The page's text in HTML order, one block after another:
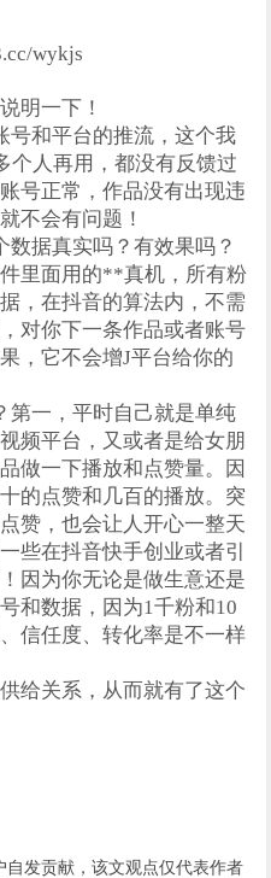
wykjs
明一下！
号和平台的推流，这个我
个人再用，都没有反馈过
号正常，作品没有出现违
不会有问题！
据真实吗？有效果吗？
里面用的**真机，所有粉
，在抖音的算法内，不需
对你下一条作品或者账号
，它不会增J平台给你的
第一，平时自己就是单纯
频平台，又或者是给女朋
做一下播放和点赞量。因
的点赞和几百的播放。突
赞，也会让人开心一整天
些在抖音快手创业或者引
因为你无论是做生意还是
和数据，因为1千粉和10
信任度、转化率是不一样
给关系，从而就有了这个
自发贡献，该文观点仅代表作者